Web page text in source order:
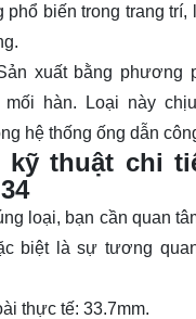
biến trong trang trí,
xuất bằng phương
mối hàn. Loại này
hệ thống ống dẫn
kỹ thuật chi
loại, bạn cần quan
biệt là sự tương
thực tế: 33.7mm.